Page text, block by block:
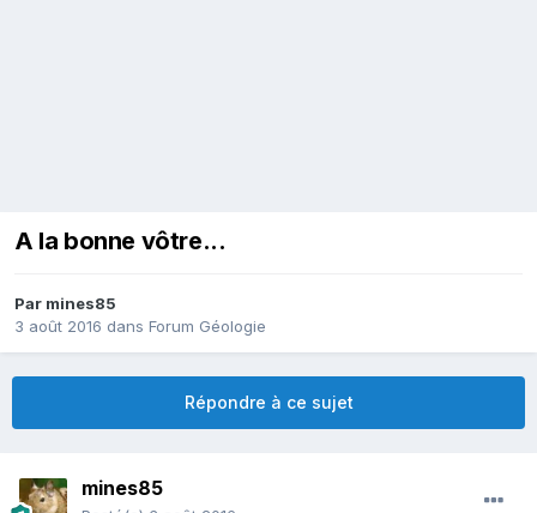
A la bonne vôtre...
Par mines85
3 août 2016 dans Forum Géologie
Répondre à ce sujet
mines85